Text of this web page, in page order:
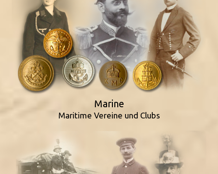
Marine
Maritime Vereine und Clubs